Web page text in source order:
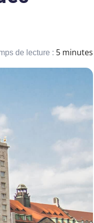
de lecture : 5 minutes